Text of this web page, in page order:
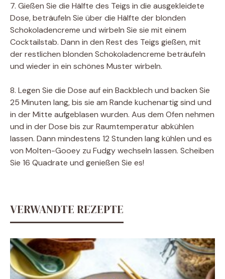
7. Gießen Sie die Hälfte des Teigs in die ausgekleidete
Dose, beträufeln Sie über die Hälfte der blonden
Schokoladencreme und wirbeln Sie sie mit einem
Cocktailstab. Dann in den Rest des Teigs gießen, mit
der restlichen blonden Schokoladencreme beträufeln
und wieder in ein schönes Muster wirbeln.
8. Legen Sie die Dose auf ein Backblech und backen Sie
25 Minuten lang, bis sie am Rande kuchenartig sind und
in der Mitte aufgeblasen wurden. Aus dem Ofen nehmen
und in der Dose bis zur Raumtemperatur abkühlen
lassen. Dann mindestens 12 Stunden lang kühlen und es
von Molten-Gooey zu Fudgy wechseln lassen. Scheiben
Sie 16 Quadrate und genießen Sie es!
VERWANDTE REZEPTE